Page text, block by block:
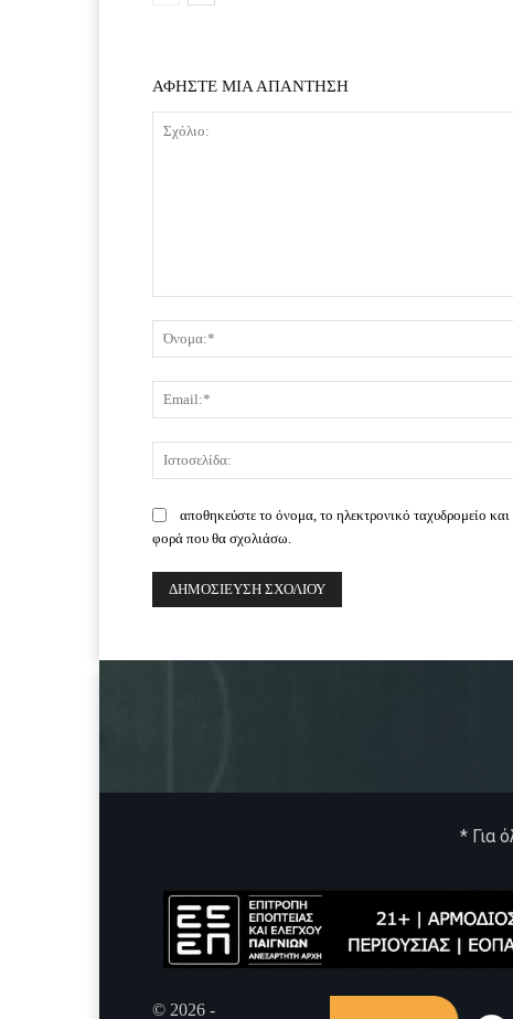
ΑΦΗΣΤΕ ΜΙΑ ΑΠΑΝΤΗΣΗ
αποθηκεύστε το όνομα, το ηλεκτρονικό ταχυδρομείο
φορά που θα σχολιάσω.
* Για
© 2026 -